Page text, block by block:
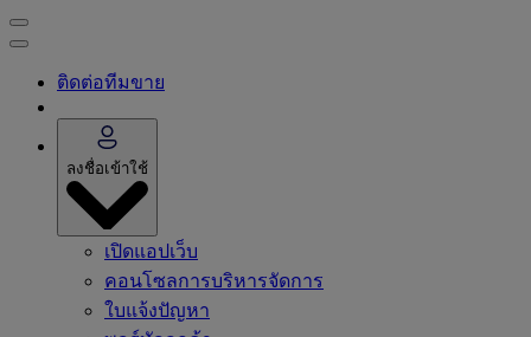
ติดต่อทีมขาย
ลงชื่อเข้าใช้
เปิดแอปเว็บ
คอนโซลการบริหารจัดการ
ใบแจ้งปัญหา